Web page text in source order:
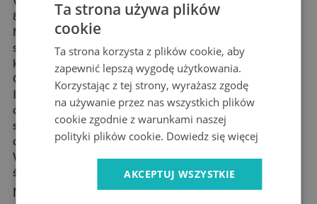
85x205 cm, 95x205 cm
Materiał:matowa,
samoprzylepna folia
kanalikowa „bubble free”
Grubość: 100 µm
Idealne dla każdego, kto
chce w łatwy i trwały
sposób udekorować swoje
drzwi
Wysoka odporność na
ścieranie
Najważniejsze cechy produktu:
Ta strona używa plików
cookie
Ta strona korzysta z plików cookie, aby
zapewnić lepszą wygodę użytkowania.
Korzystając z tej strony, wyrażasz zgodę
na używanie przez nas wszystkich plików
cookie zgodnie z warunkami naszej
polityki plików cookie. Dowiedz się więcej
AKCEPTUJ WSZYSTKIE